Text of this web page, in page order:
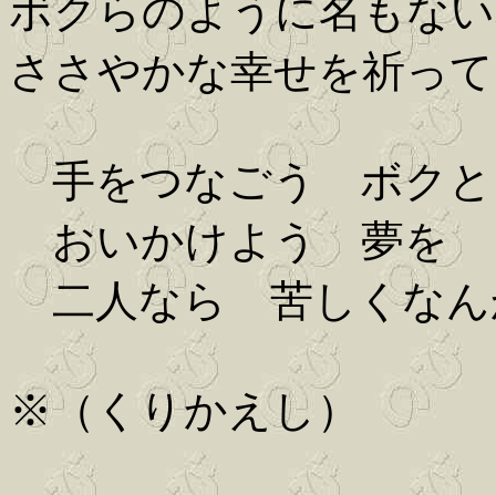
ボクらのように名もな
ささやかな幸せを祈っ
手をつなごう ボクと
おいかけよう 夢を
二人なら 苦しくなん
※（くりかえし）